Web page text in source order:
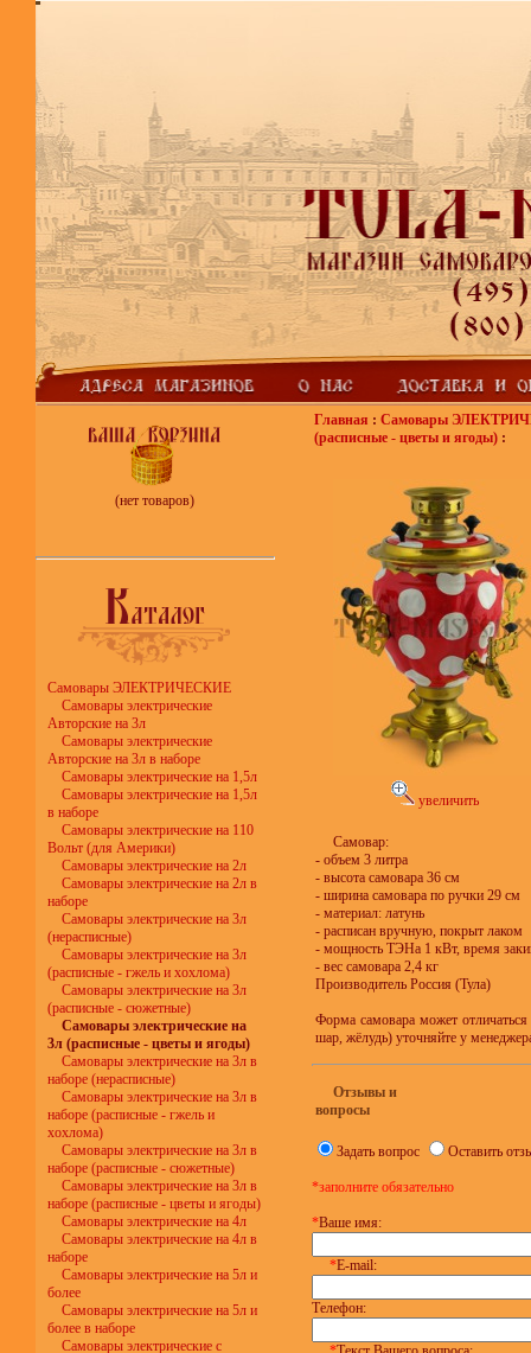
(нет товаров)
Самовары ЭЛЕКТРИЧЕСКИЕ
Самовары электрические
Авторские на 3л
Самовары электрические
Авторские на 3л в наборе
Самовары электрические на 1,5л
Самовары электрические на 1,5л
в наборе
Самовары электрические на 110
Вольт (для Америки)
Самовары электрические на 2л
Самовары электрические на 2л в
наборе
Самовары электрические на 3л
(нерасписные)
Самовары электрические на 3л
(расписные - гжель и хохлома)
Самовары электрические на 3л
(расписные - сюжетные)
Самовары электрические на
3л (расписные - цветы и ягоды)
Самовары электрические на 3л в
наборе (нерасписные)
Самовары электрические на 3л в
наборе (расписные - гжель и
хохлома)
Самовары электрические на 3л в
наборе (расписные - сюжетные)
Самовары электрические на 3л в
наборе (расписные - цветы и ягоды)
Самовары электрические на 4л
Самовары электрические на 4л в
наборе
Самовары электрические на 5л и
более
Самовары электрические на 5л и
более в наборе
Самовары электрические с
Главная : Самовары
(расписные - цветы и ягоды) :
увеличить
Самовар:
- объем 3 литра
- высота самовара 36 см
- ширина самовара по ручки 29 см
- материал: латунь
- расписан вручную, покрыт лаком
- мощность ТЭНа 1 кВт, время
- вес самовара 2,4 кг
Производитель Россия (Тула)
Форма самовара может
шар, жёлудь) уточняйте у
Отзывы и
вопросы
Задать вопрос Оставить
*заполните обязательно
*Ваше имя:
*E-mail:
Телефон: